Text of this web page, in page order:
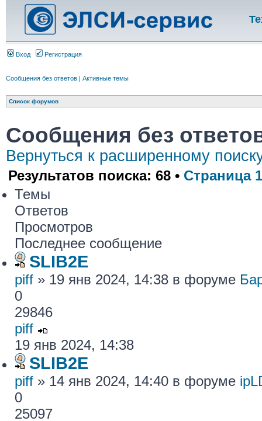
Вход Регистрация
Сообщения без ответов | Активные темы
Список форумов
Сообщения без
Вернуться к расширенному
Результатов поиска: 68 • Страница 1
Темы
Ответов
Просмотров
Последнее сообщение
SLIB2E
piff » 19 янв 2024, 14:38 в форуме
0
29846
piff
19 янв 2024, 14:38
SLIB2E
piff » 14 янв 2024, 14:40 в форуме
0
25097